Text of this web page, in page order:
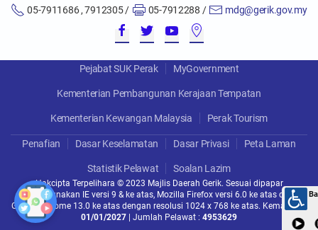
05-7911686 , 7912305 /
05-7912288 / mdg@gerik.gov.my
Pejabat SUK Perak MyGovernment
Kementerian Pembangunan Kerajaan Tempatan
Kementerian Kewangan Malaysia Perak Tourism
Penafian Dasar Keselamatan Dasar Privasi Peta Laman
Statistik Pelawat Soalan Lazim
Hakcipta Terpelihara © 2023 Majlis Daerah Gerik. Sesuai dipapar
menggunakan IE versi 9 & ke atas, Mozilla Firefox versi 6.0 ke atas dan
Google Chrome 13.0 ke atas dengan resolusi 1024 x 768 ke atas. Kemaskini :
01/01/2027 | Jumlah Pelawat : 4953629